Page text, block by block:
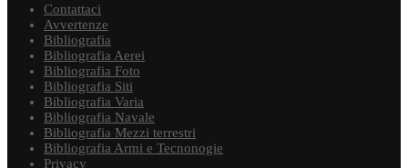
Contattaci
Avvertenze
Bibliografia
Bibliografia Aerei
Bibliografia Foto
Bibliografia Siti
Bibliografia Varia
Bibliografia Navale
Bibliografia Mezzi terrestri
Bibliografia Armi e Tecnonogie
Privacy